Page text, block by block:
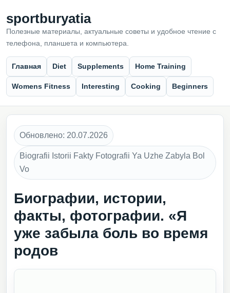
sportburyatia
Полезные материалы, актуальные советы и удобное чтение с
телефона, планшета и компьютера.
Главная Diet Supplements Home Training
Womens Fitness Interesting Cooking Beginners
Обновлено: 20.07.2026
Biografii Istorii Fakty Fotografii Ya Uzhe Zabyla Bol
Vo
Биографии, истории,
факты, фотографии. «Я
уже забыла боль во время
родов